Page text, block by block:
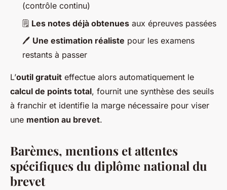
(contrôle continu)
🗒️ Les notes déjà obtenues aux épreuves passées
🖊️ Une estimation réaliste pour les examens
restants à passer
L’outil gratuit effectue alors automatiquement le
calcul de points total, fournit une synthèse des seuils
à franchir et identifie la marge nécessaire pour viser
une mention au brevet.
Barèmes, mentions et attentes
spécifiques du diplôme national du
brevet